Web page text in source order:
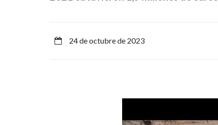
lo
24 de octubre de 2023